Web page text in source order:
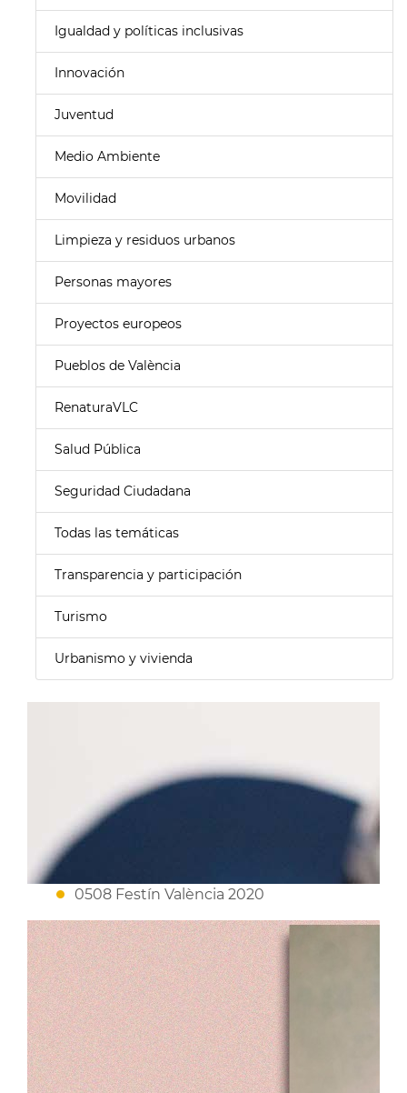
Igualdad y políticas inclusivas
Innovación
Juventud
Medio Ambiente
Movilidad
Limpieza y residuos urbanos
Personas mayores
Proyectos europeos
Pueblos de València
RenaturaVLC
Salud Pública
Seguridad Ciudadana
Todas las temáticas
Transparencia y participación
Turismo
Urbanismo y vivienda
0508 Festín València 2020